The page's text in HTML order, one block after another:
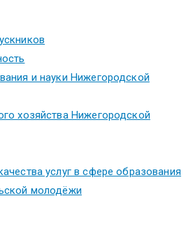
и науки Нижегородской
хозяйства Нижегородской
услуг в сфере образования
молодёжи